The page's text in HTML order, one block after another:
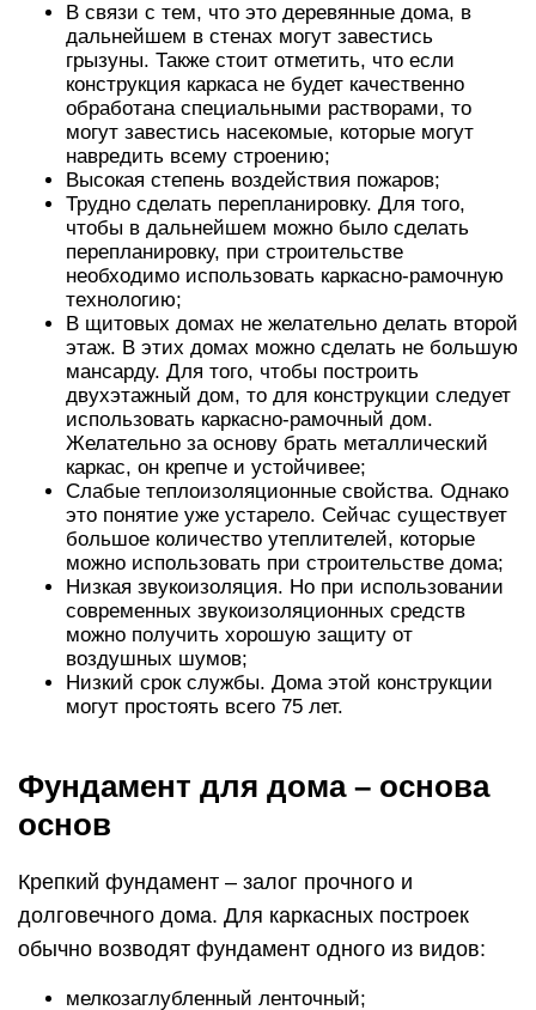
В связи с тем, что это деревянные дома, в
дальнейшем в стенах могут завестись
грызуны. Также стоит отметить, что если
конструкция каркаса не будет качественно
обработана специальными растворами, то
могут завестись насекомые, которые могут
навредить всему строению;
Высокая степень воздействия пожаров;
Трудно сделать перепланировку. Для того,
чтобы в дальнейшем можно было сделать
перепланировку, при строительстве
необходимо использовать каркасно-рамочную
технологию;
В щитовых домах не желательно делать второй
этаж. В этих домах можно сделать не большую
мансарду. Для того, чтобы построить
двухэтажный дом, то для конструкции следует
использовать каркасно-рамочный дом.
Желательно за основу брать металлический
каркас, он крепче и устойчивее;
Слабые теплоизоляционные свойства. Однако
это понятие уже устарело. Сейчас существует
большое количество утеплителей, которые
можно использовать при строительстве дома;
Низкая звукоизоляция. Но при использовании
современных звукоизоляционных средств
можно получить хорошую защиту от
воздушных шумов;
Низкий срок службы. Дома этой конструкции
могут простоять всего 75 лет.
Фундамент для дома – основа
основ
Крепкий фундамент – залог прочного и
долговечного дома. Для каркасных построек
обычно возводят фундамент одного из видов:
мелкозаглубленный ленточный;